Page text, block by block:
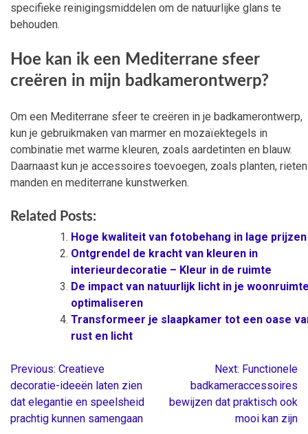
specifieke reinigingsmiddelen om de natuurlijke glans te
behouden.
Hoe kan ik een Mediterrane sfeer
creëren in mijn badkamerontwerp?
Om een Mediterrane sfeer te creëren in je badkamerontwerp,
kun je gebruikmaken van marmer en mozaïektegels in
combinatie met warme kleuren, zoals aardetinten en blauw.
Daarnaast kun je accessoires toevoegen, zoals planten, rieten
manden en mediterrane kunstwerken.
Related Posts:
Hoge kwaliteit van fotobehang in lage prijzen
Ontgrendel de kracht van kleuren in
interieurdecoratie – Kleur in de ruimte
De impact van natuurlijk licht in je
optimaliseren
Transformeer je slaapkamer tot een oase
rust en licht
Berichtnavigatie
Previous: Creatieve
decoratie-ideeën laten zien
dat elegantie en speelsheid
prachtig kunnen samengaan
Next: Functionele
badkameraccessoires
bewijzen dat praktisch ook
mooi kan zijn